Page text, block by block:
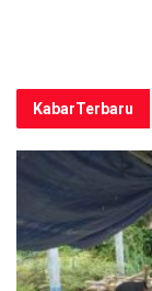
KabarTerbaru